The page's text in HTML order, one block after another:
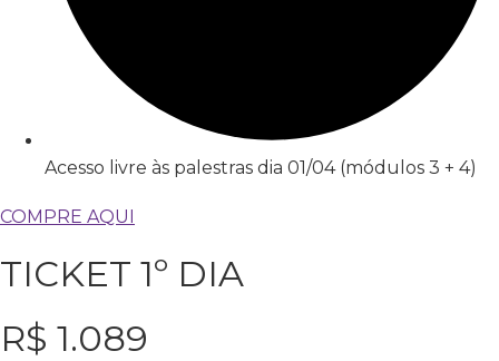
Acesso livre às palestras dia 01/04 (módulos 3 + 4)
COMPRE AQUI
TICKET 1º DIA
R$ 1.089